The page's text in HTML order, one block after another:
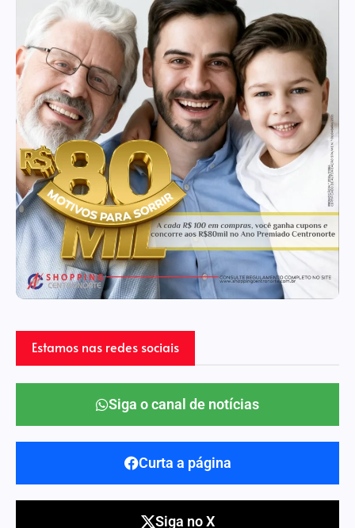
Estamos nas redes sociais
Siga o canal de notícias
Curta a página
Siga no X